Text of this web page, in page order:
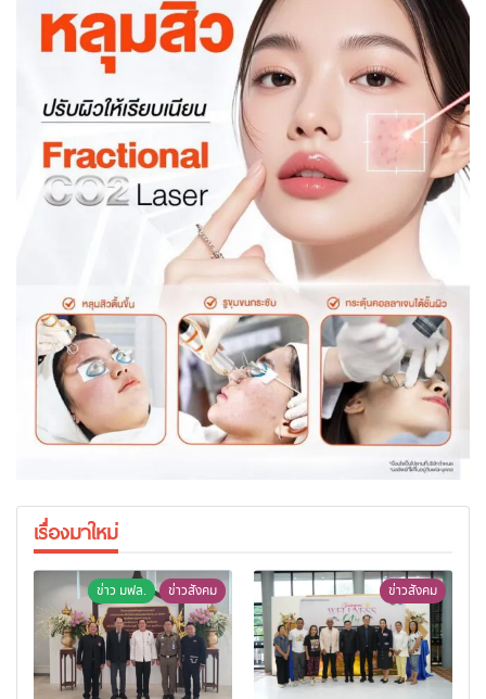
เรื่องมาใหม่
ข่าว มฟล. ข่าวสังคม ข่าวสังคม